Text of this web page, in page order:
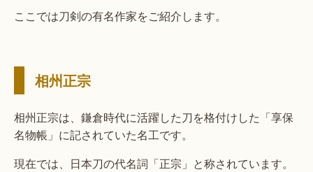
ここでは刀剣の有名作家をご紹介します。
相州正宗
相州正宗は、鎌倉時代に活躍した刀を格付けした「享保
名物帳」に記されていた名工です。
現在では、日本刀の代名詞「正宗」と称されています。